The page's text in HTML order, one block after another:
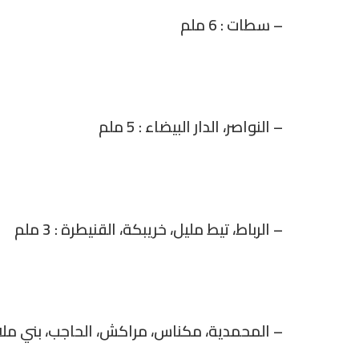
– سطات : 6 ملم
– النواصر، الدار البيضاء : 5 ملم
– الرباط، تيط مليل، خريبكة، القنيطرة : 3 ملم
– المحمدية، مكناس، مراكش، الحاجب، بني ملال :